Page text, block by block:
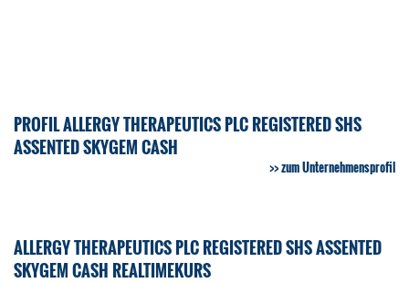
PROFIL ALLERGY THERAPEUTICS PLC REGISTERED SHS
ASSENTED SKYGEM CASH
zum Unternehmensprofil
ALLERGY THERAPEUTICS PLC REGISTERED SHS ASSENTED
SKYGEM CASH REALTIMEKURS